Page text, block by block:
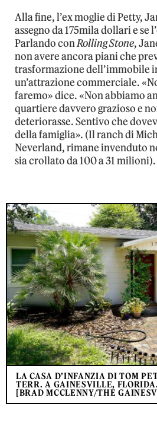
Alla fine, l’ex moglie di Petty,
assegno da 175mila dollari e se
Parlando conRolling Stone,
non avere ancora piani che
trasformazione dell’immobile
un’attrazione commerciale.
faremo» dice. «Non abbiamo
quartiere davvero grazioso e
deteriorasse. Sentivo che
della famiglia». (Il ranch di
Neverland, rimane invenduto
sia crollato da 100 a 31 milioni).
LA CASA D’INFANZIA DI TOM
TERR. A GAINESVILLE,
[BRAD MCCLENNY/THE